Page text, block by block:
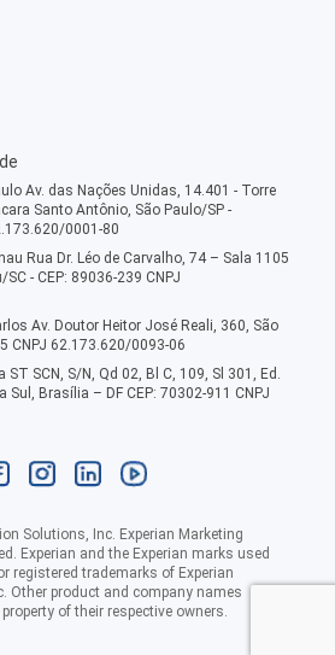
Av. das Nações Unidas, 14.401 - Torre
Santo Antônio, São Paulo/SP -
0001-80
Rua Dr. Léo de Carvalho, 74 – Sala 1105
- CEP: 89036-239 CNPJ
Av. Doutor Heitor José Reali, 360, São
CNPJ 62.173.620/0093-06
SCN, S/N, Qd 02, Bl C, 109, Sl 301, Ed.
Sul, Brasília – DF CEP: 70302-911 CNPJ
Solutions, Inc. Experian Marketing
Experian and the Experian marks used
registered trademarks of Experian
Other product and company names
of their respective owners.